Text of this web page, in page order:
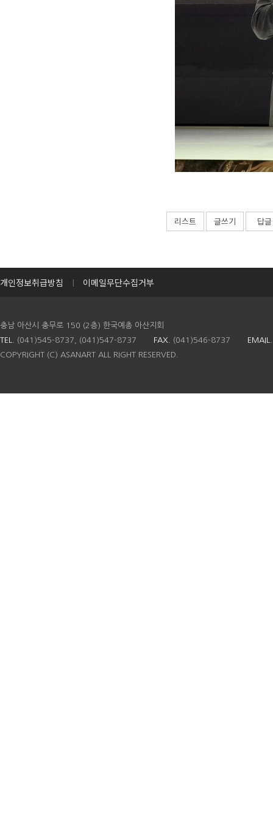
리스트 글쓰기 답글
개인정보취급방침 I 이메일무단수집거부
충남 아산시 충무로 150 (2층) 한국예총 아산지회
TEL.
(041)545-8737, (041)547-8737 FAX. (041)546-8737 EMAIL.
COPYRIGHT (C) ASANART ALL RIGHT RESERVED.